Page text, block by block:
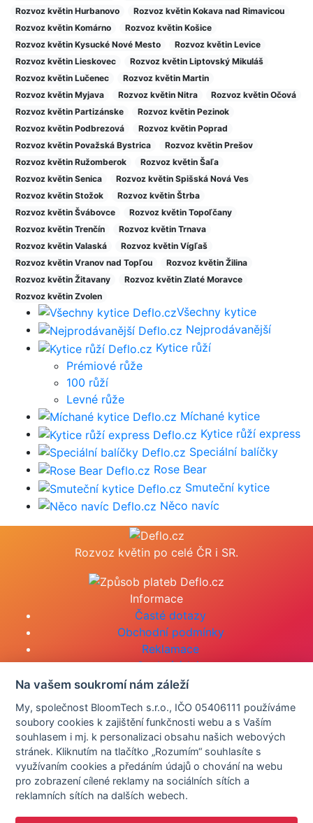
Rozvoz květin Hurbanovo
Rozvoz květin Kokava nad Rimavicou
Rozvoz květin Komárno
Rozvoz květin Košice
Rozvoz květin Kysucké Nové Mesto
Rozvoz květin Levice
Rozvoz květin Lieskovec
Rozvoz květin Liptovský Mikuláš
Rozvoz květin Lučenec
Rozvoz květin Martin
Rozvoz květin Myjava
Rozvoz květin Nitra
Rozvoz květin Očová
Rozvoz květin Partizánske
Rozvoz květin Pezinok
Rozvoz květin Podbrezová
Rozvoz květin Poprad
Rozvoz květin Považská Bystrica
Rozvoz květin Prešov
Rozvoz květin Ružomberok
Rozvoz květin Šaľa
Rozvoz květin Senica
Rozvoz květin Spišská Nová Ves
Rozvoz květin Stožok
Rozvoz květin Štrba
Rozvoz květin Švábovce
Rozvoz květin Topoľčany
Rozvoz květin Trenčín
Rozvoz květin Trnava
Rozvoz květin Valaská
Rozvoz květin Vígľaš
Rozvoz květin Vranov nad Topľou
Rozvoz květin Žilina
Rozvoz květin Žitavany
Rozvoz květin Zlaté Moravce
Rozvoz květin Zvolen
Všechny kytice
Nejprodávanější
Kytice růží
Prémiové růže
100 růží
Levné růže
Míchané kytice
Kytice růží express
Speciální balíčky
Rose Bear
Smuteční kytice
Něco navíc
Rozvoz květin po celé ČR i SR.
Informace
Časté dotazy
Obchodní podmínky
Reklamace
Osobní údaje
Nastavení cookies
Zákaznický servis
+420 577 440 000
info@deflo.cz
Kontaktní údaje
Mobilní aplikace
Na vašem soukromí nám záleží
My, společnost BloomTech s.r.o., IČO 05406111 používáme
soubory cookies k zajištění funkčnosti webu a s Vaším
souhlasem i mj. k personalizaci obsahu našich webových
stránek. Kliknutím na tlačítko „Rozumím“ souhlasíte s
využívaním cookies a předáním údajů o chování na webu
pro zobrazení cílené reklamy na sociálních sítích a
reklamních sítích na dalších webech.